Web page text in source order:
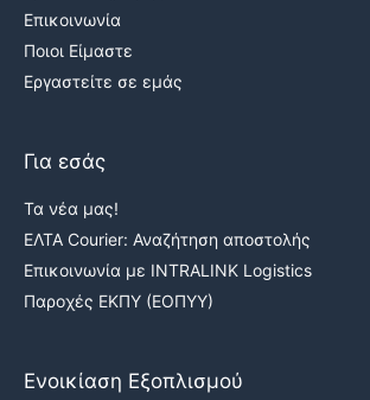
Επικοινωνία
Ποιοι Είμαστε
Εργαστείτε σε εμάς
Για εσάς
Τα νέα μας!
ΕΛΤΑ Courier: Αναζήτηση αποστολής
Επικοινωνία με INTRALINK Logistics
Παροχές ΕΚΠΥ (ΕΟΠΥΥ)
Ενοικίαση Εξοπλισμού